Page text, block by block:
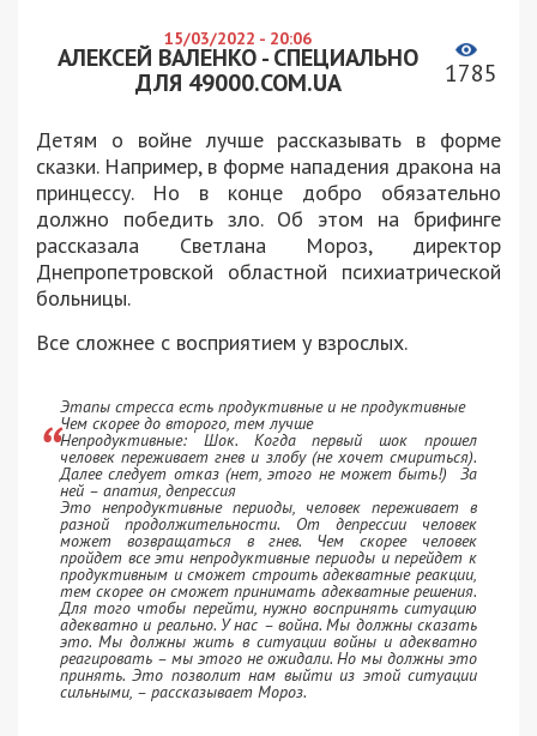
15/03/2022 - 20:06
АЛЕКСЕЙ ВАЛЕНКО - СПЕЦИАЛЬНО
ДЛЯ 49000.COM.UA
1785
Детям о войне лучше рассказывать в форме
сказки. Например, в форме нападения дракона на
принцессу. Но в конце добро обязательно
должно победить зло. Об этом на брифинге
рассказала Светлана Мороз, директор
Днепропетровской областной психиатрической
больницы.
Все сложнее с восприятием у взрослых.
Этапы стресса есть продуктивные и не продуктивные
Чем скорее до второго, тем лучше
Непродуктивные: Шок. Когда первый шок прошел
человек переживает гнев и злобу (не хочет смириться).
Далее следует отказ (нет, этого не может быть!) За
ней – апатия, депрессия
Это непродуктивные периоды, человек переживает в
разной продолжительности. От депрессии человек
может возвращаться в гнев. Чем скорее человек
пройдет все эти непродуктивные периоды и перейдет к
продуктивным и сможет строить адекватные реакции,
тем скорее он сможет принимать адекватные решения.
Для того чтобы перейти, нужно воспринять ситуацию
адекватно и реально. У нас – война. Мы должны сказать
это. Мы должны жить в ситуации войны и адекватно
реагировать – мы этого не ожидали. Но мы должны это
принять. Это позволит нам выйти из этой ситуации
сильными, – рассказывает Мороз.